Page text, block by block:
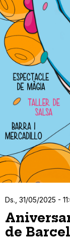
Ds., 31/05/2025 -
de